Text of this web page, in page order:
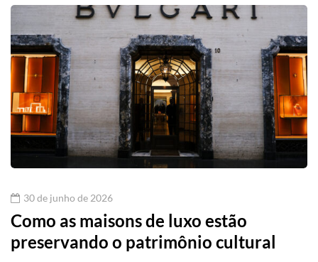
30 de junho de 2026
Como as maisons de luxo estão
preservando o patrimônio cultural